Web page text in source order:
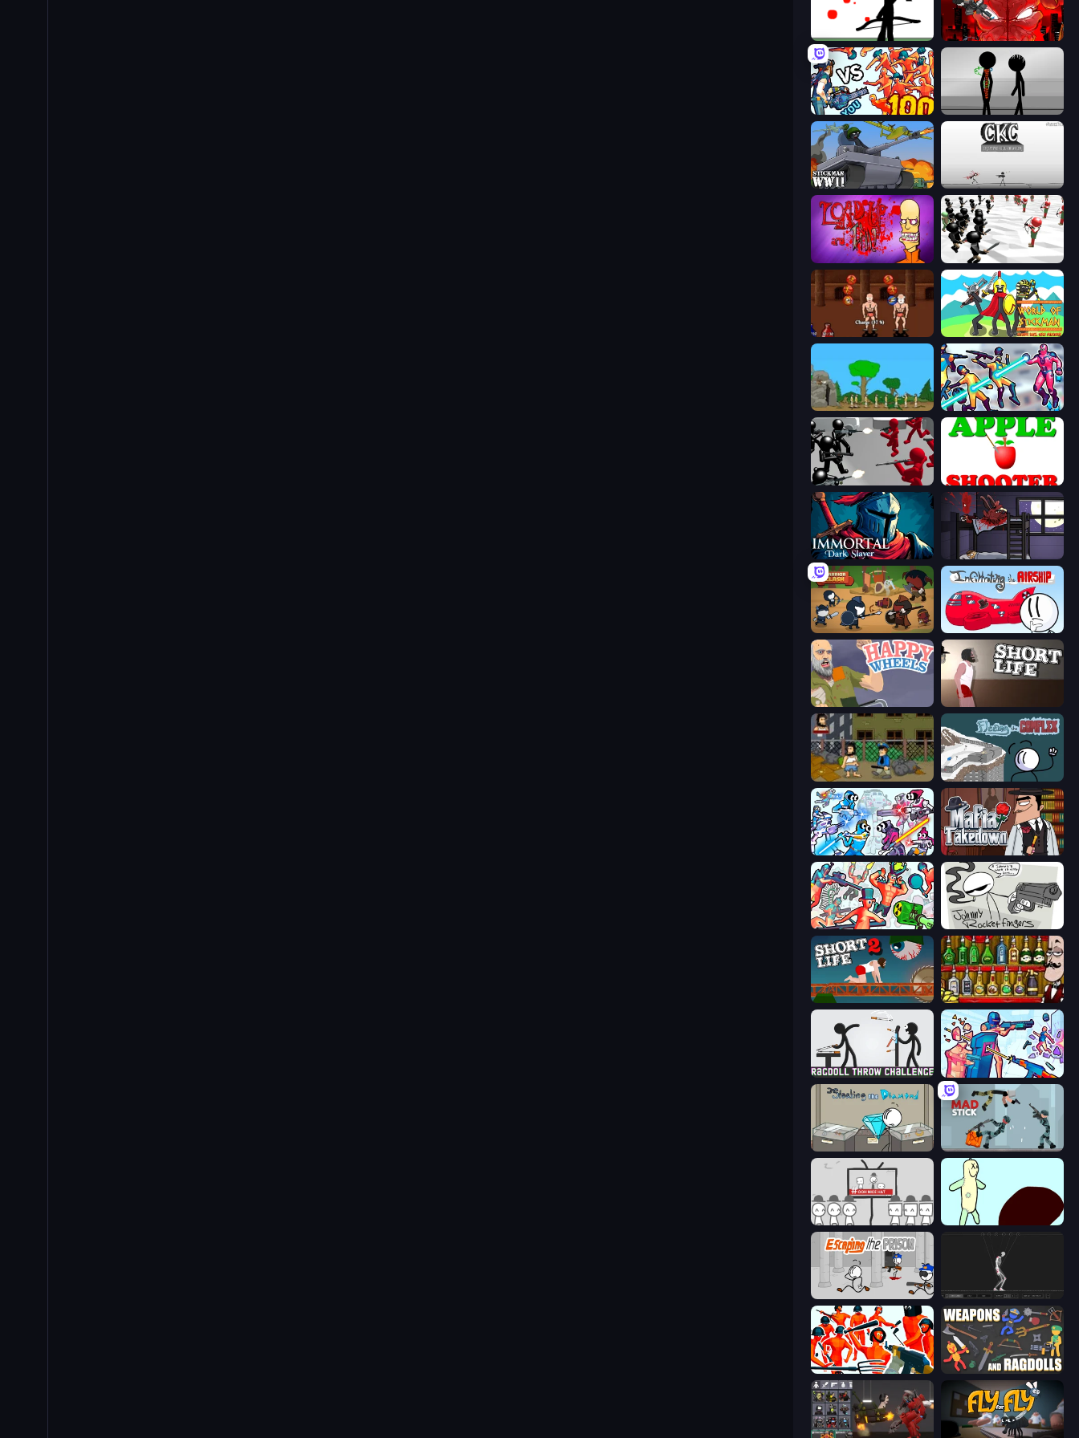
Bowman Madness Accelerant
Horde Killer: You vs 100 Stick Figure Penalty 2
Stickman WW2 Creative Kill Chamber
Load Up and Kill Stickman Simulator: Final Battle
Swords and Sandals 2 World of Stickman Classic RTS
Age Of War Hero 3: Flying Robot
Battle Simulator: Counter Stickman Apple Shooter
Immortal: Dark Slayer The Visitor
Warrior Clash Infiltrating the Airship
Happy Wheels Short Life
Hobo Fleeing the Complex
Space Wars Battleground Mafia Takedown
Funny Shooter 2 Johnny Rocketfingers
Short Life 2 Bartender The Right Mix
Ragdoll Throw Challenge Time Shooter 3: SWAT
Stealing the Diamond Mad Stick
We Become What We Behold Doodieman Voodoo
Escaping the Prison Skeleton Simulator
Funny Shooter - Destroy All Weapons and Ragdolls